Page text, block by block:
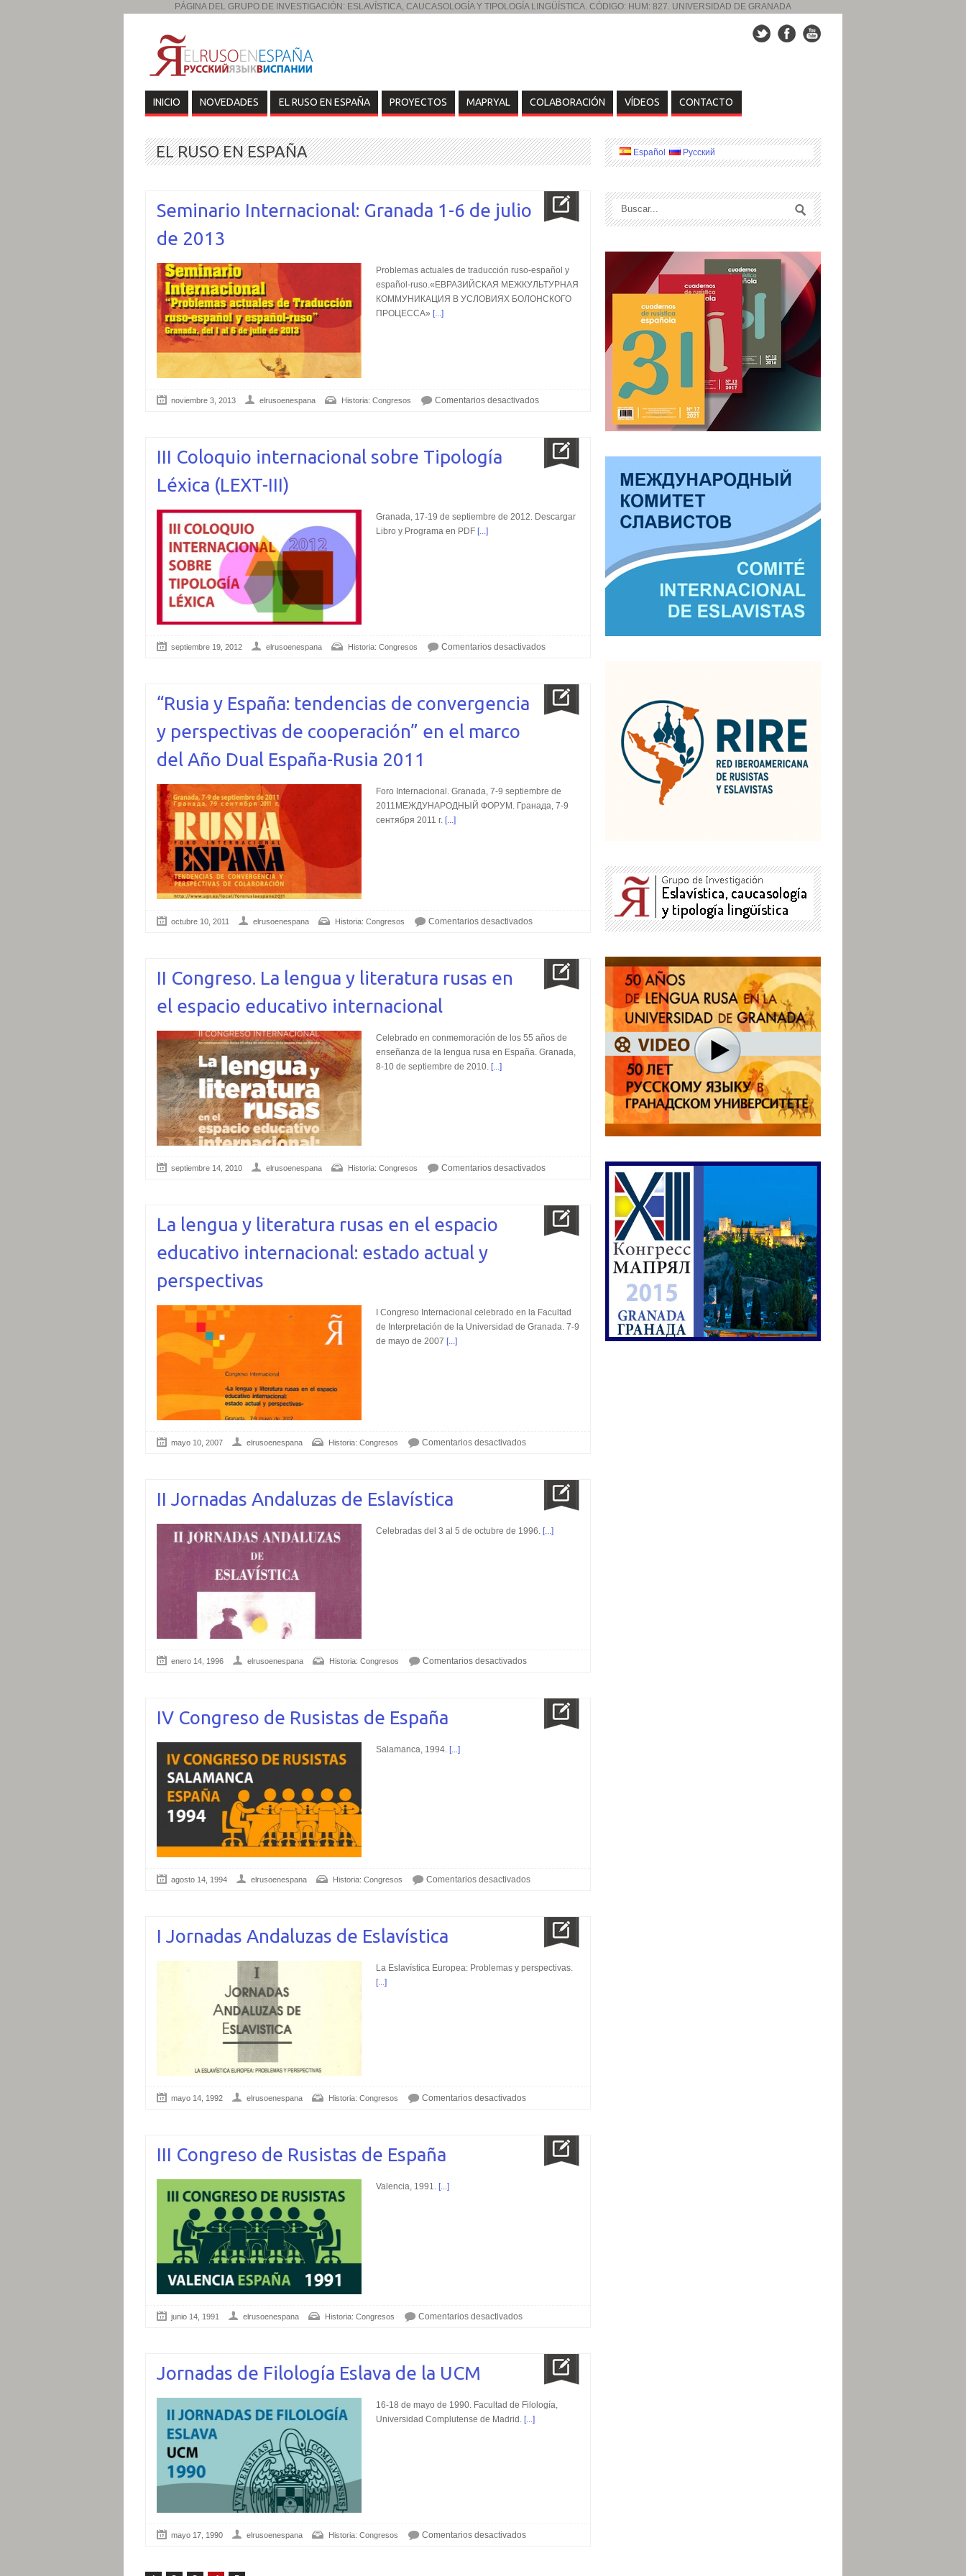
PÁGINA DEL GRUPO DE INVESTIGACIÓN: ESLAVÍSTICA, CAUCASOLOGÍA Y TIPOLOGÍA LINGÜÍSTICA. CÓDIGO: HUM: 827. UNIVERSIDAD DE GRANADA
INICIO NOVEDADES EL RUSO EN ESPAÑA PROYECTOS MAPRYAL COLABORACIÓN VÍDEOS CONTACTO
EL RUSO EN ESPAÑA
Seminario Internacional: Granada 1-6 de julio
de 2013
Problemas actuales de traducción ruso-español y
español-ruso. «ЕВРАЗИЙСКАЯ МЕЖКУЛЬТУРНАЯ
КОММУНИКАЦИЯ В УСЛОВИЯХ БОЛОНСКОГО
ПРОЦЕССА» [...]
noviembre 3, 2013 elrusoenespana Historia: Congresos Comentarios desactivados
III Coloquio internacional sobre Tipología
Léxica (LEXT-III)
Granada, 17-19 de septiembre de 2012. Descargar
Libro y Programa en PDF [...]
septiembre 19, 2012 elrusoenespana Historia: Congresos Comentarios desactivados
“Rusia y España: tendencias de convergencia
y perspectivas de cooperación” en el marco
del Año Dual España-Rusia 2011
Foro Internacional. Granada, 7-9 septiembre de
2011 МЕЖДУНАРОДНЫЙ ФОРУМ. Гранада, 7-9
сентября 2011 г. [...]
octubre 10, 2011 elrusoenespana Historia: Congresos Comentarios desactivados
II Congreso. La lengua y literatura rusas en
el espacio educativo internacional
Celebrado en conmemoración de los 55 años de
enseñanza de la lengua rusa en España. Granada,
8-10 de septiembre de 2010. [...]
septiembre 14, 2010 elrusoenespana Historia: Congresos Comentarios desactivados
La lengua y literatura rusas en el espacio
educativo internacional: estado actual y
perspectivas
I Congreso Internacional celebrado en la Facultad
de Interpretación de la Universidad de Granada. 7-9
de mayo de 2007 [...]
mayo 10, 2007 elrusoenespana Historia: Congresos Comentarios desactivados
II Jornadas Andaluzas de Eslavística
Celebradas del 3 al 5 de octubre de 1996. [...]
enero 14, 1996 elrusoenespana Historia: Congresos Comentarios desactivados
IV Congreso de Rusistas de España
Salamanca, 1994. [...]
agosto 14, 1994 elrusoenespana Historia: Congresos Comentarios desactivados
I Jornadas Andaluzas de Eslavística
La Eslavística Europea: Problemas y perspectivas.
[...]
mayo 14, 1992 elrusoenespana Historia: Congresos Comentarios desactivados
III Congreso de Rusistas de España
Valencia, 1991. [...]
junio 14, 1991 elrusoenespana Historia: Congresos Comentarios desactivados
Jornadas de Filología Eslava de la UCM
16-18 de mayo de 1990. Facultad de Filología,
Universidad Complutense de Madrid. [...]
mayo 17, 1990 elrusoenespana Historia: Congresos Comentarios desactivados
Español Русский